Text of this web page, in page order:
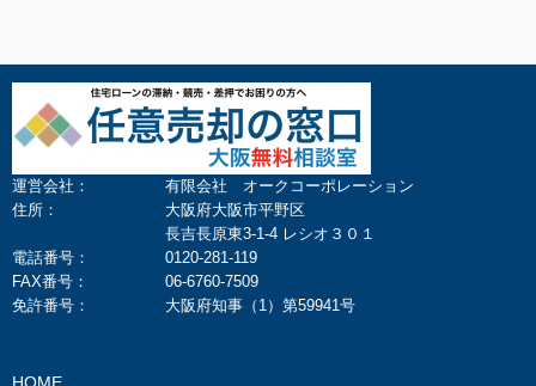
運営会社：
有限会社 オークコーポレーション
住所：
大阪府大阪市平野区
長吉長原東3-1-4 レシオ３０１
電話番号：
0120-281-119
FAX番号：
06-6760-7509
免許番号：
大阪府知事（1）第59941号
HOME